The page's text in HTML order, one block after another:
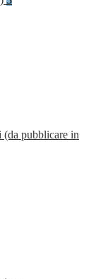
pubblicare in